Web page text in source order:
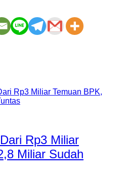
Rp3 Miliar
Miliar Sudah